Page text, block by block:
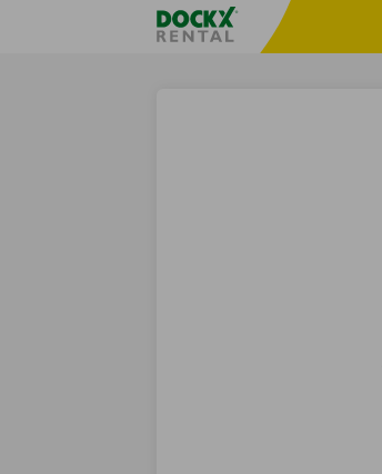
Taalselectie overslaanFratello DEMO